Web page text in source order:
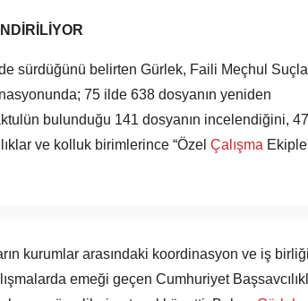
sürdüğünü belirten Gürlek, Faili Meçhul
75 ilde 638 dosyanın yeniden
bulunduğu 141 dosyanın incelendiğini, 47
ve kolluk birimlerince “Özel Çalışma
kurumlar arasındaki koordinasyon ve iş
emeği geçen Cumhuriyet